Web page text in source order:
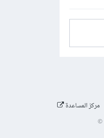
مركز المساعدة
©